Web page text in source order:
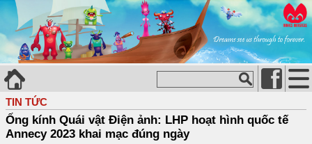
TIN TỨC
Ống kính Quái vật Điện ảnh: LHP hoạt hình quốc tế
Annecy 2023 khai mạc đúng ngày